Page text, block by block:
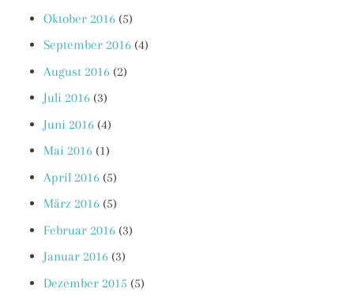
Oktober 2016 (5)
September 2016 (4)
August 2016 (2)
Juli 2016 (3)
Juni 2016 (4)
Mai 2016 (1)
April 2016 (5)
März 2016 (5)
Februar 2016 (3)
Januar 2016 (3)
Dezember 2015 (5)